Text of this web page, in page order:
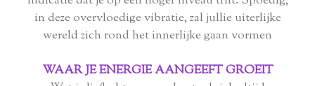
in deze overvloedige vibratie, zal jullie uiterlijke
wereld zich rond het innerlijke gaan vormen
WAAR JE ENERGIE AANGEEFT GROEIT